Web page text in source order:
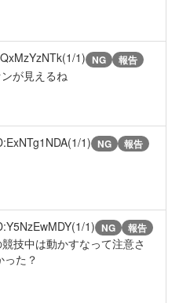
1) NG 報告
が見えるね
1) NG 報告
1) NG 報告
技中は動かすなって注意さ
た？